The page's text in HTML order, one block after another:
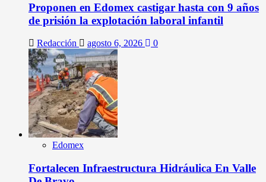
Proponen en Edomex castigar hasta con 9 años
de prisión la explotación laboral infantil
Redacción agosto 6, 2026 0
Edomex
Fortalecen Infraestructura Hidráulica En Valle